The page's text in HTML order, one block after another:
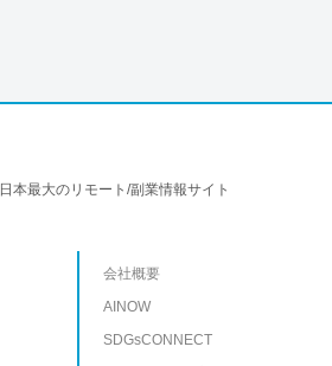
本最大のリモート/副業情報サイト
会社概要
AINOW
SDGsCONNECT